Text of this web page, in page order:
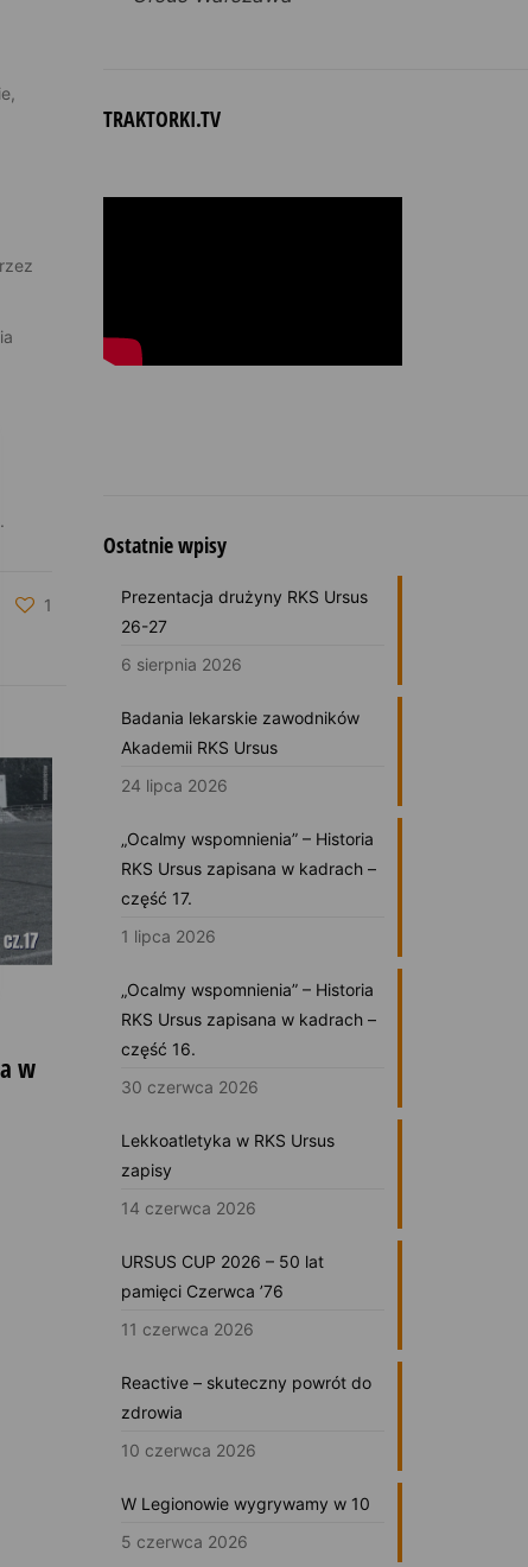
1
w
TRAKTORKI.TV
Ostatnie wpisy
Prezentacja drużyny RKS Ursus
26-27
6 sierpnia 2026
Badania lekarskie zawodników
Akademii RKS Ursus
24 lipca 2026
„Ocalmy wspomnienia” – Historia
RKS Ursus zapisana w kadrach –
część 17.
1 lipca 2026
„Ocalmy wspomnienia” – Historia
RKS Ursus zapisana w kadrach –
część 16.
30 czerwca 2026
Lekkoatletyka w RKS Ursus
zapisy
14 czerwca 2026
URSUS CUP 2026 – 50 lat
pamięci Czerwca ’76
11 czerwca 2026
Reactive – skuteczny powrót do
zdrowia
10 czerwca 2026
W Legionowie wygrywamy w 10
5 czerwca 2026